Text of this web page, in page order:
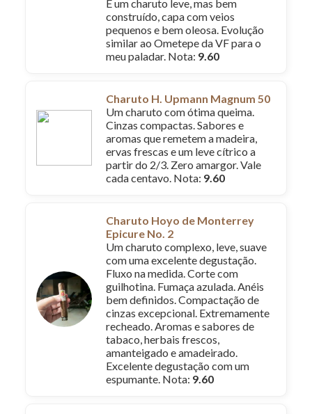
É um charuto leve, mas bem
construído, capa com veios
pequenos e bem oleosa. Evolução
similar ao Ometepe da VF para o
meu paladar. Nota: 9.60
Charuto H. Upmann Magnum 50
Um charuto com ótima queima.
Cinzas compactas. Sabores e
aromas que remetem a madeira,
ervas frescas e um leve cítrico a
partir do 2/3. Zero amargor. Vale
cada centavo. Nota: 9.60
Charuto Hoyo de Monterrey
Epicure No. 2
Um charuto complexo, leve, suave
com uma excelente degustação.
Fluxo na medida. Corte com
guilhotina. Fumaça azulada. Anéis
bem definidos. Compactação de
cinzas excepcional. Extremamente
recheado. Aromas e sabores de
tabaco, herbais frescos,
amanteigado e amadeirado.
Excelente degustação com um
espumante. Nota: 9.60